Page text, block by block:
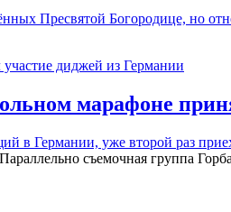
Пресвятой Богородице, но
марафоне
Германии, уже второй раз
съемочная группа